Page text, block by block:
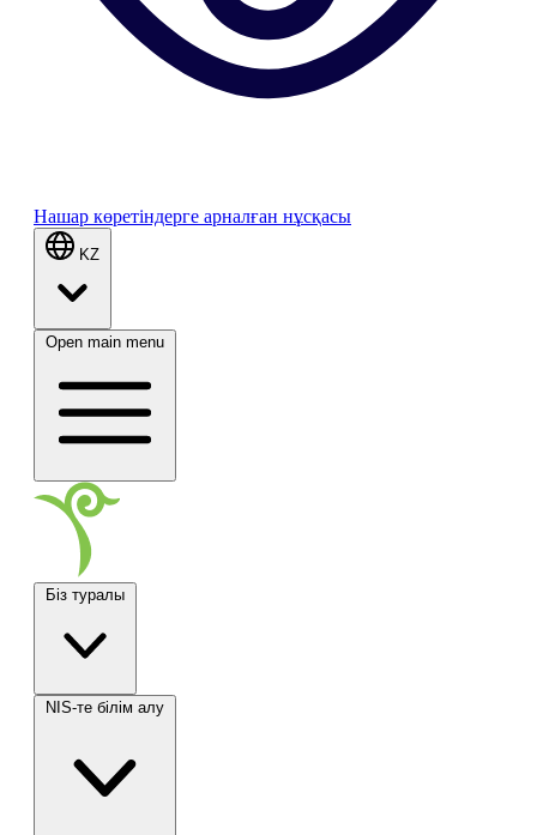
Нашар көретіндерге арналған нұсқасы
KZ
Open main menu
Біз туралы
NIS-те білім алу